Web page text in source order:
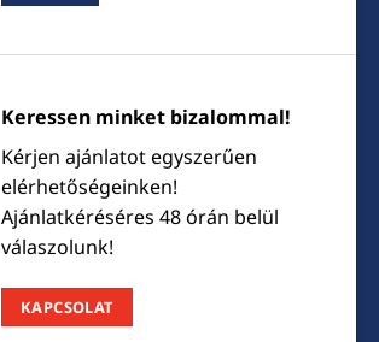
Keressen minket bizalommal!
Kérjen ajánlatot egyszerűen
elérhetőségeinken!
Ajánlatkéréséres 48 órán belül
válaszolunk!
KAPCSOLAT